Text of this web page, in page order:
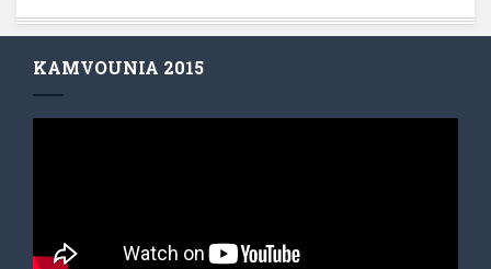
KAMVOUNIA 2015